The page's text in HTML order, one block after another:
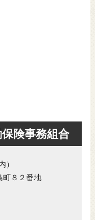
険事務組合
）
８２番地